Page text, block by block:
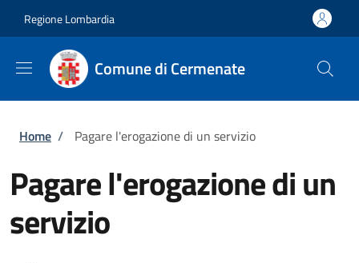
Regione Lombardia
Comune di Cermenate
Briciole di pane
Home / Pagare l'erogazione di un servizio
Pagare l'erogazione di un
servizio